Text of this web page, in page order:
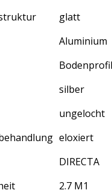
glatt
Aluminium
silber
ungelocht
eloxiert
DIRECTA
2.7 M1